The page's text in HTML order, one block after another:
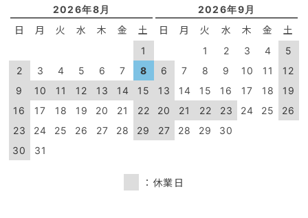
2026年8月
日 月 火 水 木 金 土
1
2
3 4 5 6 7
8
9
10 11 12 13 14
15
16
17 18 19 20 21
22
23
24 25 26 27 28
29
30
31
2026年9月
日 月 火 水 木 金 土
1 2 3 4
5
6
7 8 9 10 11
12
13
14 15 16 17 18
19
20
21 22 23 24 25
26
27
28 29 30
：休業日